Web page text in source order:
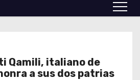
Qamili, italiano de
a sus dos patrias